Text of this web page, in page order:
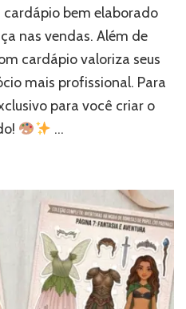
bem elaborado
nas vendas. Além de
cardápio valoriza seus
mais profissional. Para
para você criar o
…